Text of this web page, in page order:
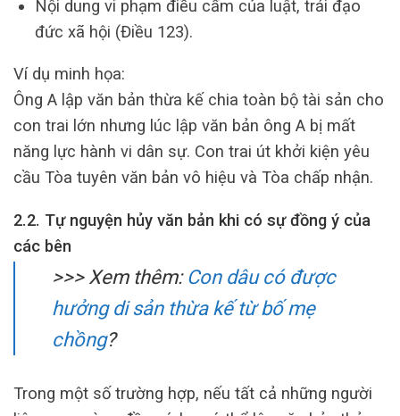
Nội dung vi phạm điều cấm của luật, trái đạo
đức xã hội (Điều 123).
Ví dụ minh họa:
Ông A lập văn bản thừa kế chia toàn bộ tài sản cho
con trai lớn nhưng lúc lập văn bản ông A bị mất
năng lực hành vi dân sự. Con trai út khởi kiện yêu
cầu Tòa tuyên văn bản vô hiệu và Tòa chấp nhận.
2.2. Tự nguyện hủy văn bản khi có sự đồng ý của
các bên
>>> Xem thêm: Con dâu có được
hưởng di sản thừa kế từ bố mẹ
chồng?
Trong một số trường hợp, nếu tất cả những người